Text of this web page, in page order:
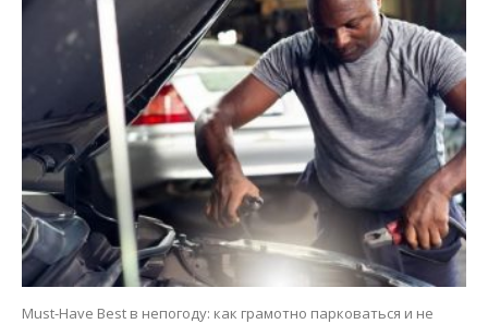
Must-Have Best в непогоду: как грамотно парковаться и не